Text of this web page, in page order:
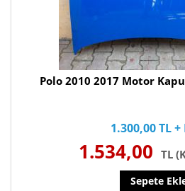
Polo 2010 2017 Motor
1.300,00 TL +
1.534,00 TL
Sepete